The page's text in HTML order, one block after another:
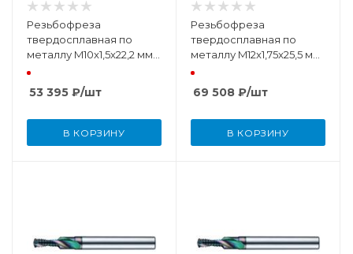
Резьбофреза
твердосплавная по
металлу M10x1,5x22,2 мм
Ta-C с внутренней
подачей СОЖ
53 395 ₽/шт
В КОРЗИНУ
Резьбофреза
твердосплавная по
металлу M12x1,75x25,5 мм
Ta-C
69 508 ₽/шт
В КОРЗИНУ